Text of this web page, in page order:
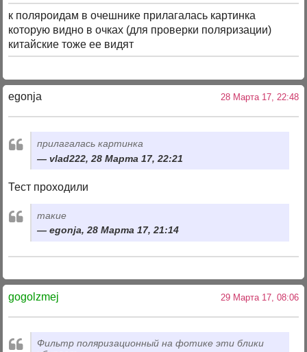
к поляроидам в очешнике прилагалась картинка
которую видно в очках (для проверки поляризации)
китайские тоже ее видят
egonja 28 Марта 17, 22:48
прилагалась картинка
vlad222, 28 Марта 17, 22:21
Тест проходили
такие
egonja, 28 Марта 17, 21:14
gogolzmej 29 Марта 17, 08:06
Фильтр поляризационный на фотике эти блики